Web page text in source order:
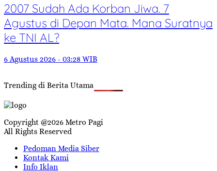
2007 Sudah Ada Korban Jiwa. 7
Agustus di Depan Mata. Mana Suratnya
ke TNI AL?
6 Agustus 2026 - 03:28 WIB
Trending di Berita Utama
Copyright @2026 Metro Pagi
All Rights Reserved
Pedoman Media Siber
Kontak Kami
Info Iklan